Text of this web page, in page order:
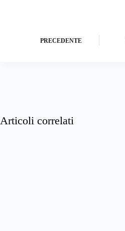
PRECEDENTE
Articoli correlati